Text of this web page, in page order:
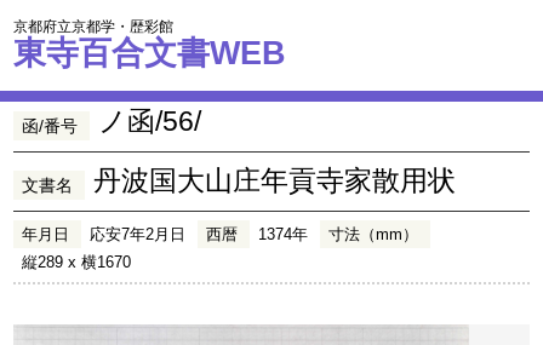
京都府立京都学・歴彩館
東寺百合文書WEB
函/番号 ノ函/56/
文書名 丹波国大山庄年貢寺家散用状
年月日 応安7年2月日 西暦 1374年
寸法（mm）
縦289 x 横1670